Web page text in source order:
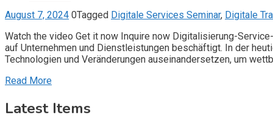
August 7, 2024 0Tagged Digitale Services Seminar, Digitale
Watch the video Get it now Inquire now Digitalisierung-
auf Unternehmen und Dienstleistungen beschäftigt. In der
Technologien und Veränderungen auseinandersetzen, um
Read More
Latest Items